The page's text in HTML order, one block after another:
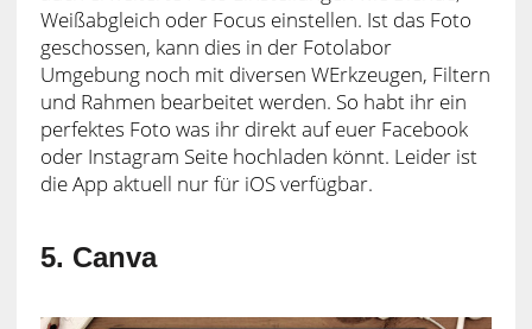
Weißabgleich oder Focus einstellen. Ist das Foto
geschossen, kann dies in der Fotolabor
Umgebung noch mit diversen WErkzeugen, Filtern
und Rahmen bearbeitet werden. So habt ihr ein
perfektes Foto was ihr direkt auf euer Facebook
oder Instagram Seite hochladen könnt. Leider ist
die App aktuell nur für iOS verfügbar.
5. Canva